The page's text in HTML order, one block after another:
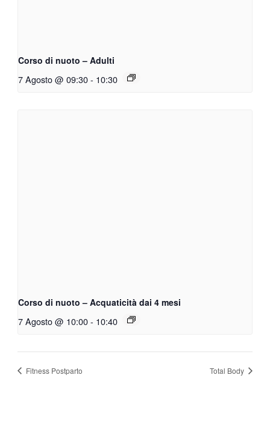
Corso di nuoto – Adulti
7 Agosto @ 09:30 - 10:30
Corso di nuoto – Acquaticità dai 4 mesi
7 Agosto @ 10:00 - 10:40
Fitness Postparto Total Body